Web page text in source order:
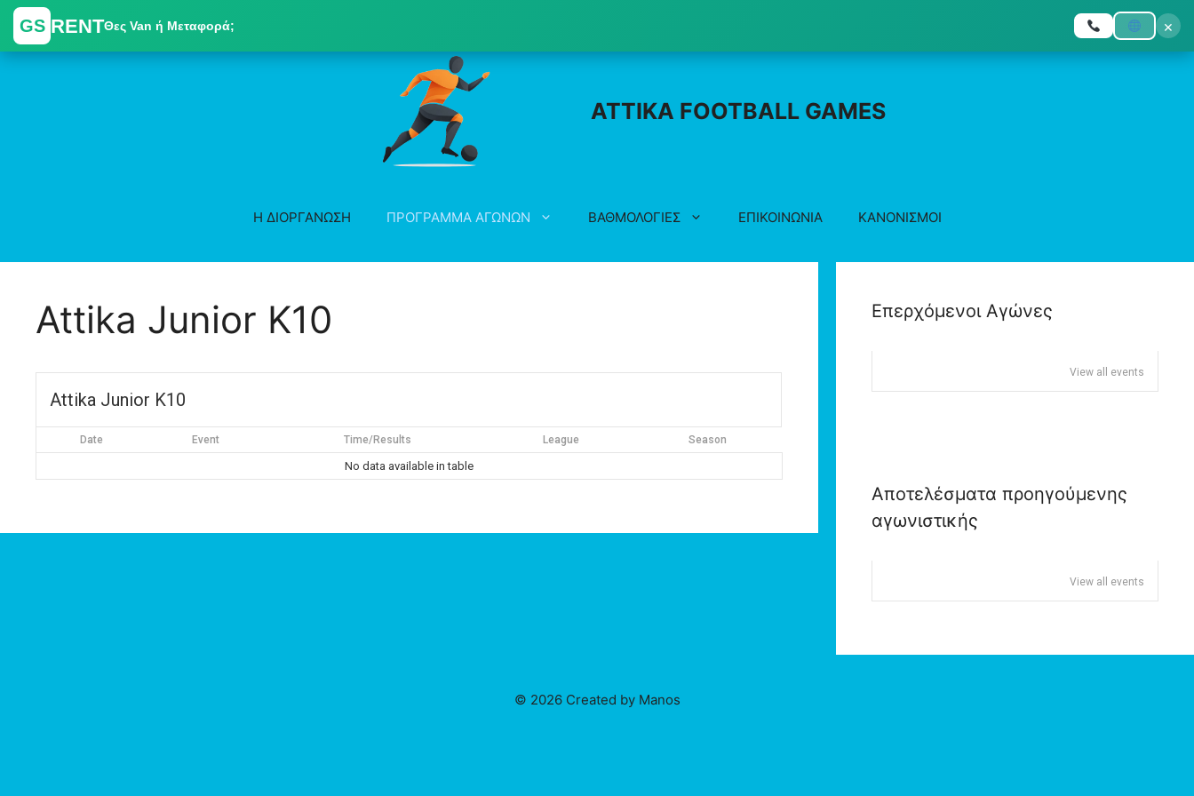
GS RENTΘες Van ή Μεταφορά; ×
Skip
ATTIKA FOOTBALL GAMES
Η ΔΙΟΡΓΑΝΩΣΗ ΠΡΟΓΡΑΜΜΑ ΑΓΩΝΩΝ ΒΑΘΜΟΛΟΓΙΕΣ ΕΠΙΚΟΙΝΩΝΙΑ ΚΑΝΟΝΙΣΜΟΙ
Attika Junior K10
Attika Junior K10
Date Event Time/Results League Season
No data available in table
Επερχόμενοι Αγώνες
View all events
Αποτελέσματα προηγούμενης
αγωνιστικής
View all events
© 2026 Created by Manos